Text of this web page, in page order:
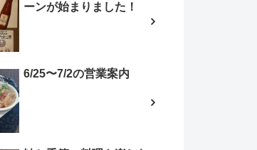
ーンが始まりました！
6/25〜7/2の営業案内